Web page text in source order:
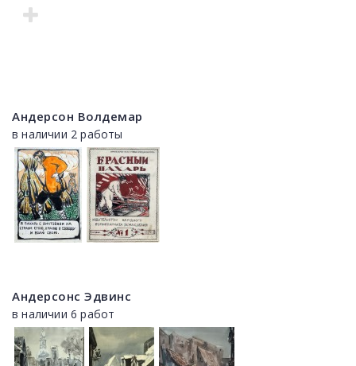
Андерсон Волдемар
в наличии 2 работы
Андерсонс Эдвинс
в наличии 6 работ